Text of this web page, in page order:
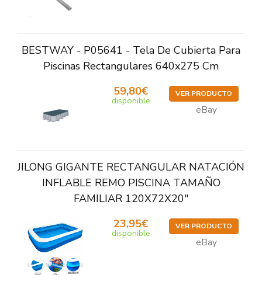
BESTWAY - P05641 - Tela De Cubierta Para
Piscinas Rectangulares 640x275 Cm
59,80€
disponible
VER PRODUCTO
eBay
JILONG GIGANTE RECTANGULAR NATACIÓN
INFLABLE REMO PISCINA TAMAÑO
FAMILIAR 120X72X20"
23,95€
disponible
VER PRODUCTO
eBay